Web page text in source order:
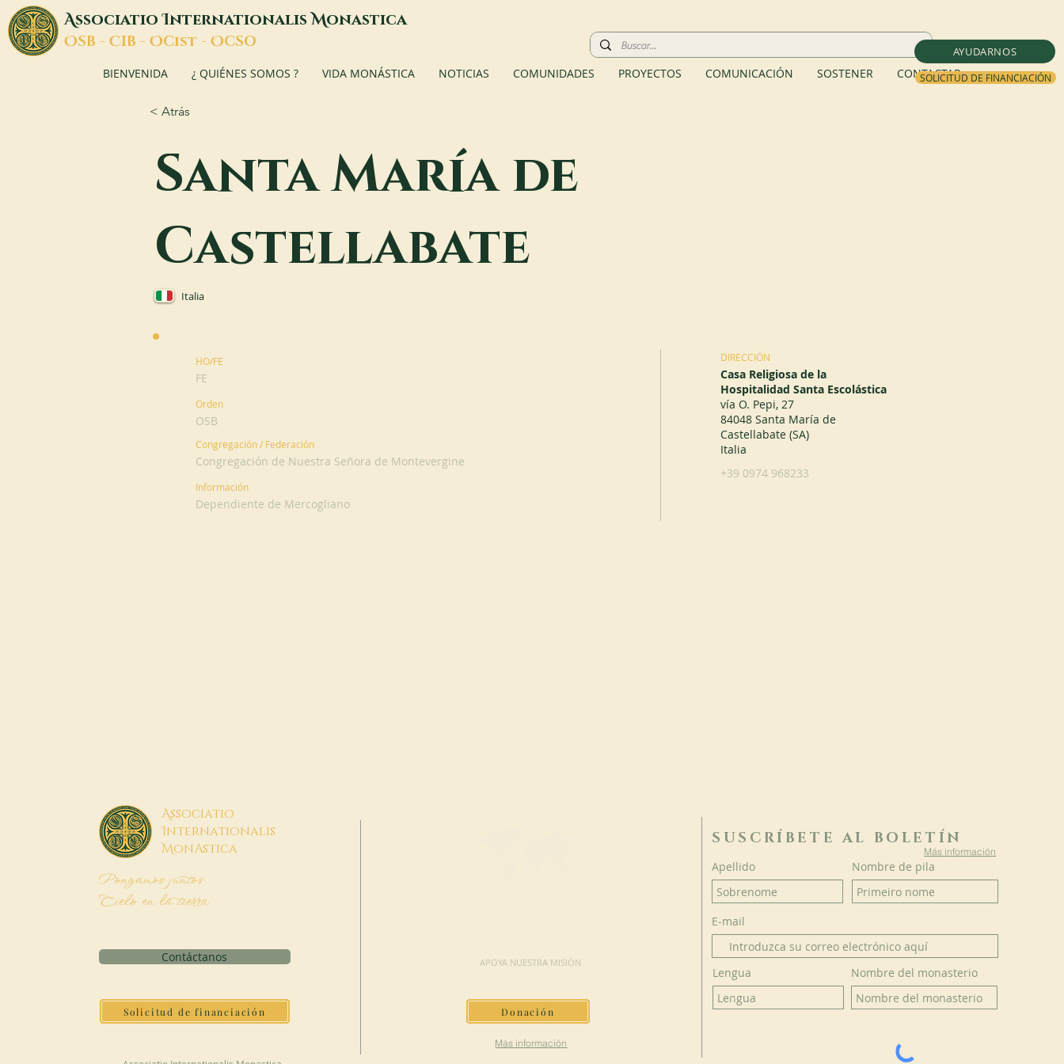
AYUDARNOS
SOLICITUD DE FINANCIACIÓN
AssociatioInternationalisMonastica
OSB - CIB - OCist - OCSO
BIENVENIDA ¿ QUIÉNES SOMOS ? VIDA MONÁSTICA NOTICIAS COMUNIDADES PROYECTOS COMUNICACIÓN SOSTENER CONTACTAR
< Atrás
Santa María de
Castellabate
Italia
HO/FE
FE
Orden
OSB
Congregación / Federación
Congregación de Nuestra Señora de Montevergine
Información
Dependiente de Mercogliano
DIRECCIÓN
Casa Religiosa de la
Hospitalidad Santa Escolástica
vía O. Pepi, 27
84048 Santa María de
Castellabate (SA)
Italia
+39 0974 968233
Associatio
Internationalis
MonAstica
Pongamos juntos
Cielo en la tierra
Contáctanos
Solicitud de financiación
APOYA NUESTRA MISIÓN
Donación
Más información
SUSCRÍBETE AL BOLETÍN
Más información
Apellido Nombre de pila
E-mail
Lengua Nombre del monasterio